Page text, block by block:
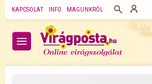
KAPCSOLAT INFO MAGUNKRÓL